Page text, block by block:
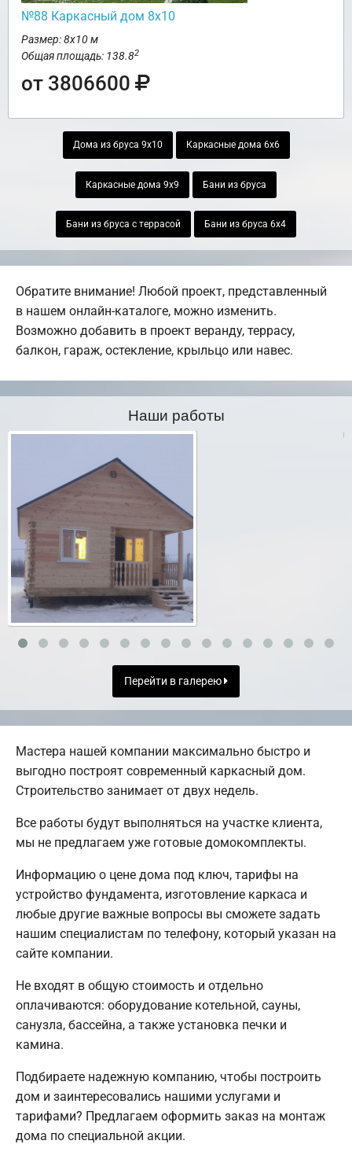
№88 Каркасный дом 8х10
Размер: 8х10 м
Общая площадь: 138.82
от 3806600
Дома из бруса 9х10 Каркасные дома 6х6
Каркасные дома 9х9 Бани из бруса
Бани из бруса с террасой Бани из бруса 6х4
Обратите внимание! Любой проект, представленный
в нашем онлайн-каталоге, можно изменить.
Возможно добавить в проект веранду, террасу,
балкон, гараж, остекление, крыльцо или навес.
Наши работы
Перейти в галерею
Мастера нашей компании максимально быстро и
выгодно построят современный каркасный дом.
Строительство занимает от двух недель.
Все работы будут выполняться на участке клиента,
мы не предлагаем уже готовые домокомплекты.
Информацию о цене дома под ключ, тарифы на
устройство фундамента, изготовление каркаса и
любые другие важные вопросы вы сможете задать
нашим специалистам по телефону, который указан на
сайте компании.
Не входят в общую стоимость и отдельно
оплачиваются: оборудование котельной, сауны,
санузла, бассейна, а также установка печки и
камина.
Подбираете надежную компанию, чтобы построить
дом и заинтересовались нашими услугами и
тарифами? Предлагаем оформить заказ на монтаж
дома по специальной акции.